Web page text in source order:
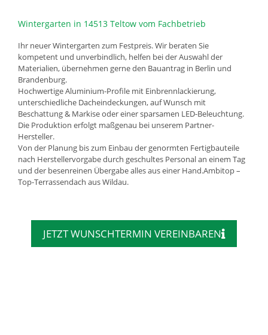
Wintergarten in 14513 Teltow vom Fachbetrieb
Ihr neuer Wintergarten zum Festpreis. Wir beraten Sie
kompetent und unverbindlich, helfen bei der Auswahl der
Materialien, übernehmen gerne den Bauantrag in Berlin und
Brandenburg.
Hochwertige Aluminium-Profile mit Einbrennlackierung,
unterschiedliche Dacheindeckungen, auf Wunsch mit
Beschattung & Markise oder einer sparsamen LED-Beleuchtung.
Die Produktion erfolgt maßgenau bei unserem Partner-
Hersteller.
Von der Planung bis zum Einbau der genormten Fertigbauteile
nach Herstellervorgabe durch geschultes Personal an einem Tag
und der besenreinen Übergabe alles aus einer Hand.Ambitop –
Top-Terrassendach aus Wildau.
JETZT WUNSCHTERMIN VEREINBAREN